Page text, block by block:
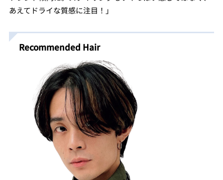
あえてドライな質感に注目！」
Recommended Hair